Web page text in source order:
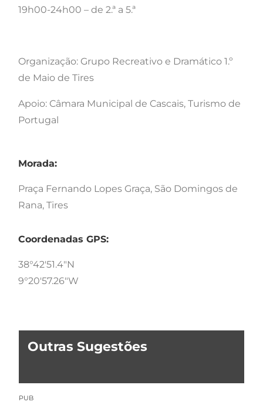
19h00-24h00 – de 2.ª a 5.ª
Organização: Grupo Recreativo e Dramático 1.º
de Maio de Tires
Apoio: Câmara Municipal de Cascais, Turismo de
Portugal
Morada:
Praça Fernando Lopes Graça, São Domingos de
Rana, Tires
Coordenadas GPS:
38°42'51.4"N
9°20'57.26"W
Outras Sugestões
PUB